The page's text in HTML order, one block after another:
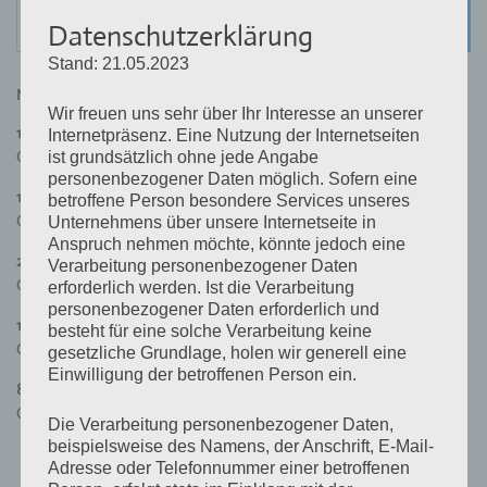
NÄCHSTE VERANSTALTUNGEN
11. August 2026,19:30–
21:30
Chorprobe Sing & Swing
18. August 2026,19:30–21:30
Chorprobe Sing & Swing
25. August 2026,19:30–21:30
Chorprobe Sing & Swing
1. September 2026,19:30– 21:30
Chorprobe Sing & Swing
8. September 2026,
Chorprobe Sing & Swing
Datenschutzerklärung
Stand: 21.05.2023
Wir freuen uns sehr über Ihr Interesse an unserer
Internetpräsenz. Eine Nutzung der Internetseiten
ist grundsätzlich ohne jede Angabe
personenbezogener Daten möglich. Sofern eine
betroffene Person besondere Services unseres
Unternehmens über unsere Internetseite in
Anspruch nehmen möchte, könnte jedoch eine
Verarbeitung personenbezogener Daten
erforderlich werden. Ist die Verarbeitung
personenbezogener Daten erforderlich und
besteht für eine solche Verarbeitung keine
gesetzliche Grundlage, holen wir generell eine
Einwilligung der betroffenen Person ein.
Die Verarbeitung personenbezogener Daten,
beispielsweise des Namens, der Anschrift, E-Mail-
Adresse oder Telefonnummer einer betroffenen